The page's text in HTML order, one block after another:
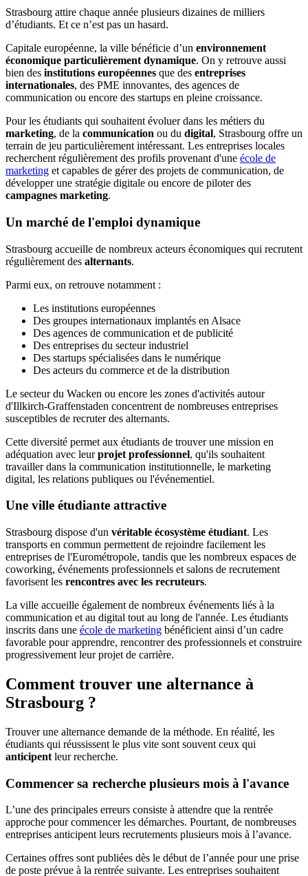
Strasbourg attire chaque année plusieurs dizaines de milliers
d’étudiants. Et ce n’est pas un hasard.
Capitale européenne, la ville bénéficie d’un environnement
économique particulièrement dynamique. On y retrouve aussi
bien des institutions européennes que des entreprises
internationales, des PME innovantes, des agences de
communication ou encore des startups en pleine croissance.
Pour les étudiants qui souhaitent évoluer dans les métiers du
marketing, de la communication ou du digital, Strasbourg offre un
terrain de jeu particulièrement intéressant. Les entreprises locales
recherchent régulièrement des profils provenant d'une école de
marketing et capables de gérer des projets de communication, de
développer une stratégie digitale ou encore de piloter des
campagnes marketing.
Un marché de l'emploi dynamique
Strasbourg accueille de nombreux acteurs économiques qui recrutent
régulièrement des alternants.
Parmi eux, on retrouve notamment :
Les institutions européennes
Des groupes internationaux implantés en Alsace
Des agences de communication et de publicité
Des entreprises du secteur industriel
Des startups spécialisées dans le numérique
Des acteurs du commerce et de la distribution
Le secteur du Wacken ou encore les zones d'activités autour
d'Illkirch-Graffenstaden concentrent de nombreuses entreprises
susceptibles de recruter des alternants.
Cette diversité permet aux étudiants de trouver une mission en
adéquation avec leurprojet professionnel, qu'ils souhaitent
travailler dans la communication institutionnelle, le marketing
digital, les relations publiques ou l'événementiel.
Une ville étudiante attractive
Strasbourg dispose d'un véritable écosystème étudiant. Les
transports en commun permettent de rejoindre facilement les
entreprises de l'Eurométropole, tandis que les nombreux espaces de
coworking, événements professionnels et salons de recrutement
favorisent les rencontres avec les recruteurs.
La ville accueille également de nombreux événements liés à la
communication et au digital tout au long de l'année. Les étudiants
inscrits dans une école de marketing bénéficient ainsi d’un cadre
favorable pour apprendre, rencontrer des professionnels et construire
progressivement leur projet de carrière.
Comment trouver une alternance à
Strasbourg ?
Trouver une alternance demande de la méthode. En réalité, les
étudiants qui réussissent le plus vite sont souvent ceux qui
anticipent leur recherche.
Commencer sa recherche plusieurs mois à l'avance
L’une des principales erreurs consiste à attendre que la rentrée
approche pour commencer les démarches. Pourtant, de nombreuses
entreprises anticipent leurs recrutements plusieurs mois à l’avance.
Certaines offres sont publiées dès le début de l’année pour une prise
de poste prévue à la rentrée suivante. Les entreprises souhaitent